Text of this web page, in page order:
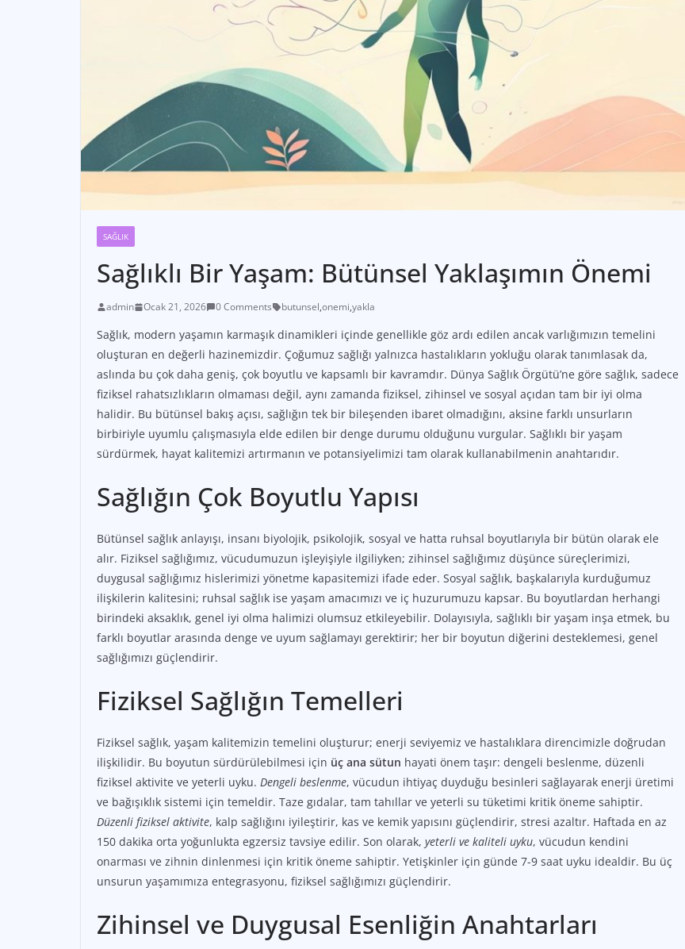
SAĞLIK
Sağlıklı Bir Yaşam: Bütünsel Yaklaşımın Önemi
admin Ocak 21, 2026 0 Comments butunsel,onemi,yakla
Sağlık, modern yaşamın karmaşık dinamikleri içinde genellikle göz ardı edilen ancak varlığımızın temelini
oluşturan en değerli hazinemizdir. Çoğumuz sağlığı yalnızca hastalıkların yokluğu olarak tanımlasak da,
aslında bu çok daha geniş, çok boyutlu ve kapsamlı bir kavramdır. Dünya Sağlık Örgütü’ne göre sağlık, sadece
fiziksel rahatsızlıkların olmaması değil, aynı zamanda fiziksel, zihinsel ve sosyal açıdan tam bir iyi olma
halidir. Bu bütünsel bakış açısı, sağlığın tek bir bileşenden ibaret olmadığını, aksine farklı unsurların
birbiriyle uyumlu çalışmasıyla elde edilen bir denge durumu olduğunu vurgular. Sağlıklı bir yaşam
sürdürmek, hayat kalitemizi artırmanın ve potansiyelimizi tam olarak kullanabilmenin anahtarıdır.
Sağlığın Çok Boyutlu Yapısı
Bütünsel sağlık anlayışı, insanı biyolojik, psikolojik, sosyal ve hatta ruhsal boyutlarıyla bir bütün olarak ele
alır. Fiziksel sağlığımız, vücudumuzun işleyişiyle ilgiliyken; zihinsel sağlığımız düşünce süreçlerimizi,
duygusal sağlığımız hislerimizi yönetme kapasitemizi ifade eder. Sosyal sağlık, başkalarıyla kurduğumuz
ilişkilerin kalitesini; ruhsal sağlık ise yaşam amacımızı ve iç huzurumuzu kapsar. Bu boyutlardan herhangi
birindeki aksaklık, genel iyi olma halimizi olumsuz etkileyebilir. Dolayısıyla, sağlıklı bir yaşam inşa etmek, bu
farklı boyutlar arasında denge ve uyum sağlamayı gerektirir; her bir boyutun diğerini desteklemesi, genel
sağlığımızı güçlendirir.
Fiziksel Sağlığın Temelleri
Fiziksel sağlık, yaşam kalitemizin temelini oluşturur; enerji seviyemiz ve hastalıklara direncimizle doğrudan
ilişkilidir. Bu boyutun sürdürülebilmesi için üç ana sütun hayati önem taşır: dengeli beslenme, düzenli
fiziksel aktivite ve yeterli uyku. Dengeli beslenme, vücudun ihtiyaç duyduğu besinleri sağlayarak enerji üretimi
ve bağışıklık sistemi için temeldir. Taze gıdalar, tam tahıllar ve yeterli su tüketimi kritik öneme sahiptir.
Düzenli fiziksel aktivite, kalp sağlığını iyileştirir, kas ve kemik yapısını güçlendirir, stresi azaltır. Haftada en az
150 dakika orta yoğunlukta egzersiz tavsiye edilir. Son olarak, yeterli ve kaliteli uyku, vücudun kendini
onarması ve zihnin dinlenmesi için kritik öneme sahiptir. Yetişkinler için günde 7-9 saat uyku idealdir. Bu üç
unsurun yaşamımıza entegrasyonu, fiziksel sağlığımızı güçlendirir.
Zihinsel ve Duygusal Esenliğin Anahtarları